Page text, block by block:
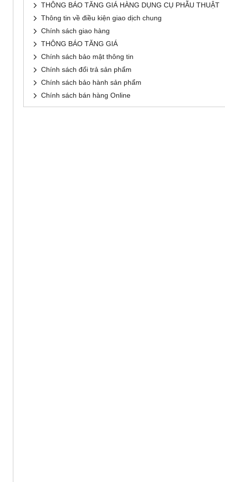
THÔNG BÁO TĂNG GIÁ HÀNG DỤNG CỤ PHẪU THUẬT
Thông tin về điều kiện giao dịch chung
Chính sách giao hàng
THÔNG BÁO TĂNG GIÁ
Chính sách bảo mật thông tin
Chính sách đổi trả sản phẩm
Chính sách bảo hành sản phẩm
Chính sách bán hàng Online